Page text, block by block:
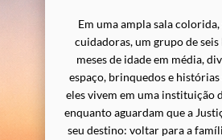
Em uma ampla sala
cuidadoras, um grupo de seis
meses de idade em média,
espaço, brinquedos e histórias
eles vivem em uma instituição
enquanto aguardam que a
seu destino: voltar para a